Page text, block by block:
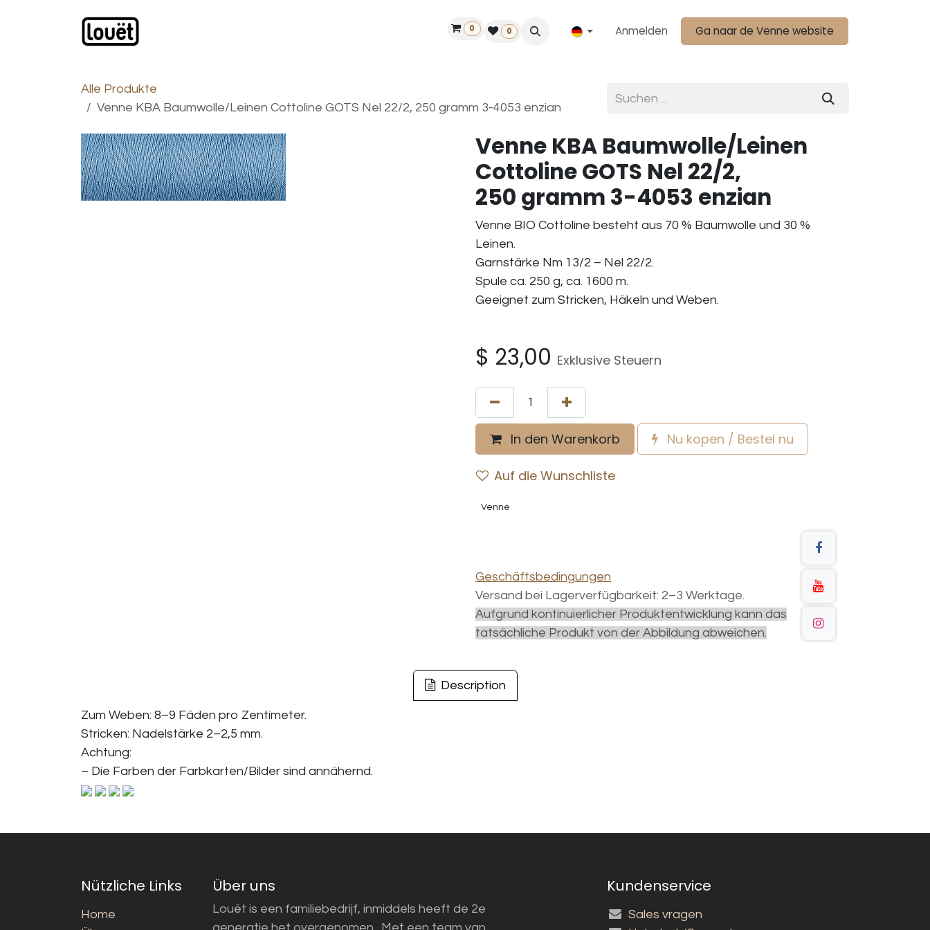
Finde einen Händler
0 0 Anmelden Ga naar de Venne website
Alle Produkte
Venne KBA Baumwolle/Leinen Cottoline GOTS Nel 22/2, 250 gramm 3-4053 enzian
Venne KBA Baumwolle/Leinen
Cottoline GOTS Nel 22/2,
250 gramm 3-4053 enzian
Venne BIO Cottoline besteht aus 70 % Baumwolle und 30 %
Leinen.
Garnstärke Nm 13/2 – Nel 22/2.
Spule ca. 250 g, ca. 1600 m.
Geeignet zum Stricken, Häkeln und Weben.
$ 23,00 Exklusive Steuern
In den Warenkorb Nu kopen / Bestel nu
Auf die Wunschliste
Venne
Geschäftsbedingungen
Versand bei Lagerverfügbarkeit: 2–3 Werktage.
Aufgrund kontinuierlicher Produktentwicklung kann das
tatsächliche Produkt von der Abbildung abweichen.
Description
Zum Weben: 8–9 Fäden pro Zentimeter.
Stricken: Nadelstärke 2–2,5 mm.
Achtung:
– Die Farben der Farbkarten/Bilder sind annähernd.
Nützliche Links
Home
Über uns
Louët is een familiebedrijf, inmiddels heeft de 2e
generatie het overgenomen. Met een team van
Kundenservice
Sales vragen